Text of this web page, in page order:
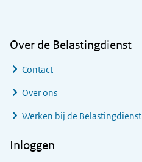
Over de Belastingdienst
Contact
Over ons
Werken bij de Belastingdienst
Inloggen